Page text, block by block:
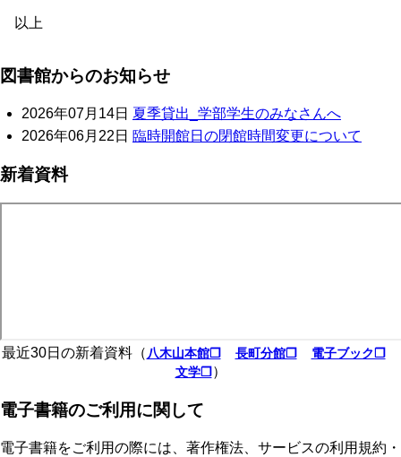
以上
図書館からのお知らせ
2026年07月14日 夏季貸出_学部学生のみなさんへ
2026年06月22日 臨時開館日の閉館時間変更について
新着資料
最近30日の新着資料（八木山本館❐ 長町分館❐
電子ブック❐
文学❐）
電子書籍のご利用に関して
電子書籍をご利用の際には、著作権法、サービスの利用規約・